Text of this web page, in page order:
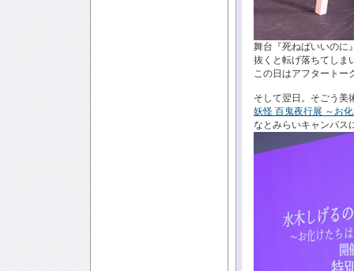
舞台『死ねばいいのに
抜くと転げ落ちてしま
この日はアフタートー
そして翌日。そごう美
妖怪 百鬼夜行展 ～お
なとみらいキャンパス